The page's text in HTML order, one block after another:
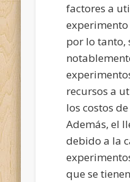
factores a
por lo tanto,
recursos a
los costos
Además, el
debido a la
que se